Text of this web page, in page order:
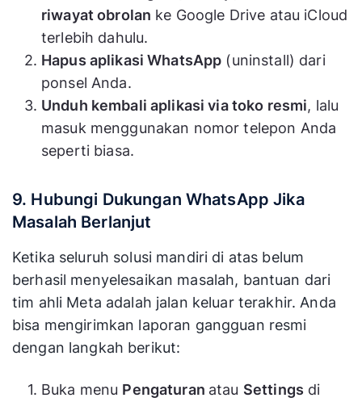
riwayat obrolan ke Google Drive atau iCloud
terlebih dahulu.
Hapus aplikasi WhatsApp (uninstall) dari
ponsel Anda.
Unduh kembali aplikasi via toko resmi, lalu
masuk menggunakan nomor telepon Anda
seperti biasa.
9. Hubungi Dukungan WhatsApp Jika
Masalah Berlanjut
Ketika seluruh solusi mandiri di atas belum
berhasil menyelesaikan masalah, bantuan dari
tim ahli Meta adalah jalan keluar terakhir. Anda
bisa mengirimkan laporan gangguan resmi
dengan langkah berikut:
Buka menu Pengaturan atau Settings di